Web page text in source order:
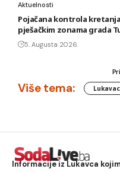
Aktuelnosti
Pojačana kontrola
pješačkim zonama grada
5. Augusta 2026.
Više tema: Lukavac
Informacije iz Lukavca